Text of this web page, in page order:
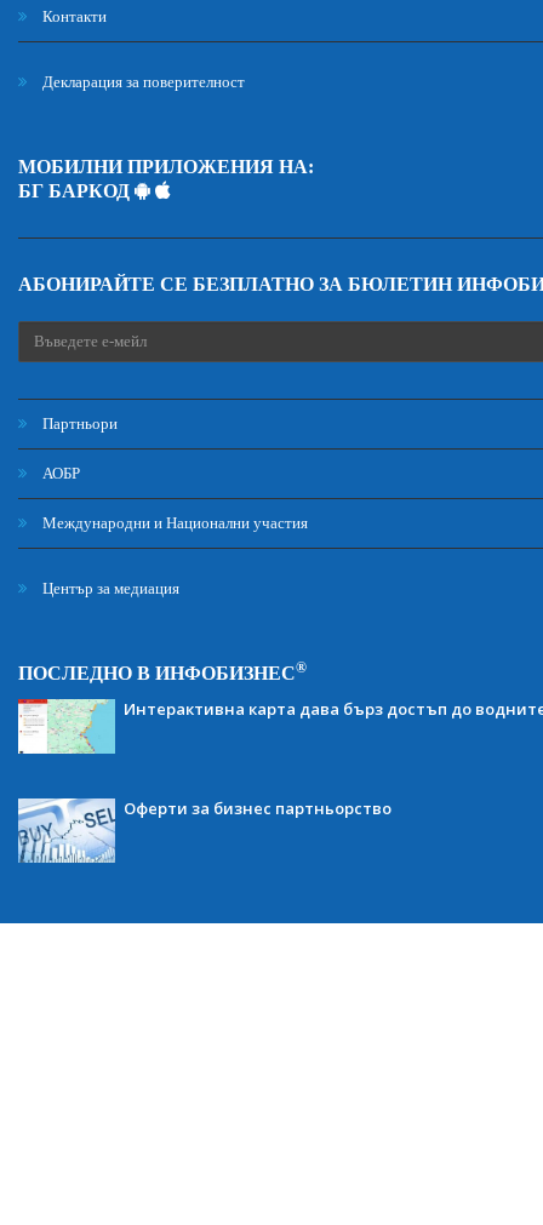
Контакти
Декларация за поверителност
МОБИЛНИ ПРИЛОЖЕНИЯ НА:
БГ БАРКОД
АБОНИРАЙТЕ СЕ БЕЗПЛАТНО ЗА БЮЛЕТИН
Партньори
АОБР
Международни и Национални участия
Център за медиация
ПОСЛЕДНО В ИНФОБИЗНЕС®
Интерактивна карта дава бърз достъп до
Оферти за бизнес партньорство